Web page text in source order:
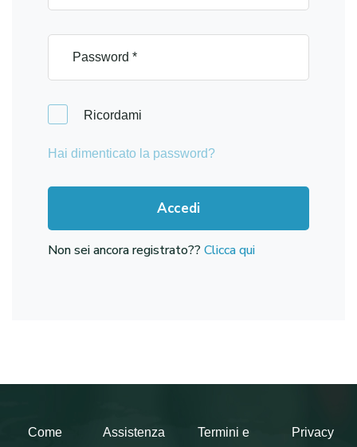
Ricordami
Hai dimenticato la password?
Accedi
Non sei ancora registrato??Clicca qui
Come Assistenza Termini e Privacy